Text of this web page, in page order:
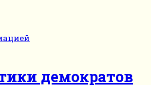
демократов